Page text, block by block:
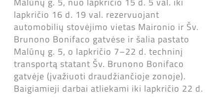
lapkričio 16 d. 19 val. rezervuojant
automobilių stovėjimo vietas Maironio ir Šv.
Brunono Bonifaco gatvėse ir šalia pastato
Malūnų g. 5, o lapkričio 7–22 d. techninį
transportą statant Šv. Brunono Bonifaco
gatvėje (įvažiuoti draudžiančioje zonoje).
Baigiamieji darbai atliekami iki lapkričio 22 d.